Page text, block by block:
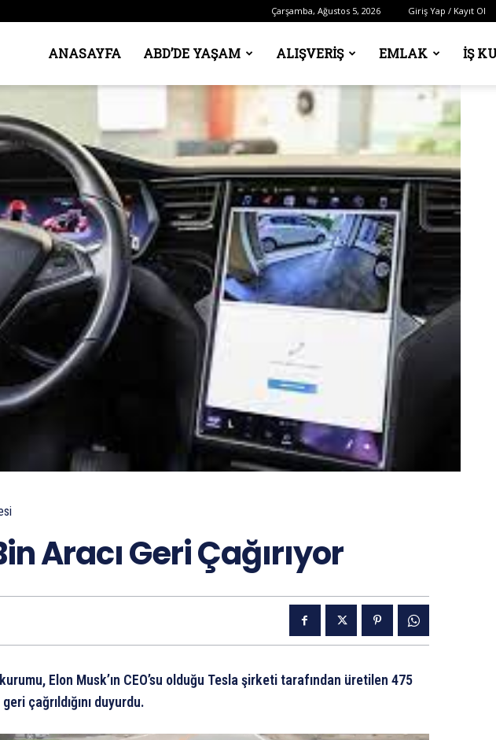
Çarşamba, Ağustos 5, 2026 Giriş Yap / Kayıt Ol
Amerika’da
Bugün
ANASAYFA ABD’DE YAŞAM ALIŞVERIŞ EMLAK İŞ
Aracı Geri Çağırıyor
Elon Musk’ın CEO’su olduğu Tesla şirketi tarafından üretilen 475
çağrıldığını duyurdu.